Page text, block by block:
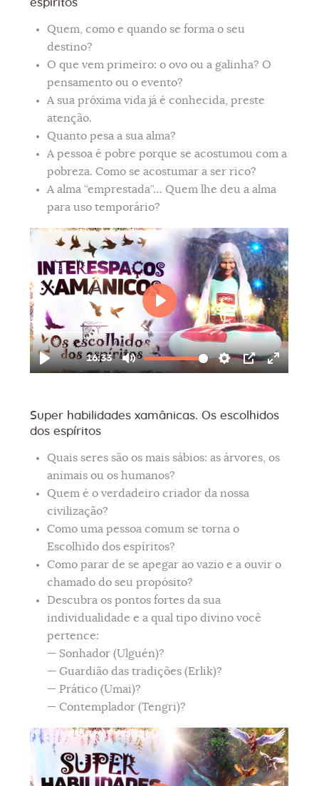
Quem, como e quando se forma o seu
destino?
O que vem primeiro: o ovo ou a galinha? O
pensamento ou o evento?
A sua próxima vida já é conhecida, preste
atenção.
Quanto pesa a sua alma?
A pessoa é pobre porque se acostumou com a
pobreza. Como se acostumar a ser rico?
A alma “emprestada”… Quem lhe deu a alma
para uso temporário?
Super habilidades xamânicas. Os escolhidos
dos espíritos
Quais seres são os mais sábios: as árvores, os
animais ou os humanos?
Quem é o verdadeiro criador da nossa
civilização?
Como uma pessoa comum se torna o
Escolhido dos espíritos?
Como parar de se apegar ao vazio e a ouvir o
chamado do seu propósito?
Descubra os pontos fortes da sua
individualidade e a qual tipo divino você
pertence:
— Sonhador (Ulguén)?
— Guardião das tradições (Erlik)?
— Prático (Umai)?
— Contemplador (Tengri)?